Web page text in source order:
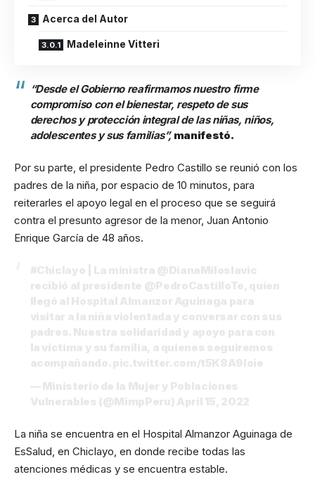
Acerca del Autor
Madeleinne Vitteri
“Desde el Gobierno reafirmamos nuestro firme
compromiso con el bienestar, respeto de sus
derechos y protección integral de las niñas, niños,
adolescentes y sus familias”, manifestó.
Por su parte, el presidente Pedro Castillo se reunió con los
padres de la niña, por espacio de 10 minutos, para
reiterarles el apoyo legal en el proceso que se seguirá
contra el presunto agresor de la menor, Juan Antonio
Enrique García de 48 años.
La niña se encuentra en el Hospital Almanzor Aguinaga de
EsSalud, en Chiclayo, en donde recibe todas las
atenciones médicas y se encuentra estable.